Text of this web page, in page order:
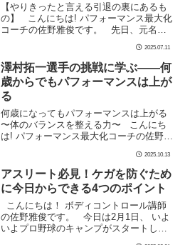
【やりきったと言える引退の裏にあるも
の】 こんにちは! パフォーマンス最大化
コーチの佐野雅俊です。 先日、元名古
ンゲラック選手が 現役引退を発表しまし
た。 […]
2025.07.11
澤村拓一選手の挑戦に学ぶ――何
歳からでもパフォーマンスは上が
る
何歳になってもパフォーマンスは上がる
〜体のバランスを整える力〜 こんにち
は! パフォーマンス最大化コーチの佐野雅
ムを退団し、 現役続行を決意したという
ニュ […]
2025.10.13
アスリート必見！ケガを防ぐため
に今日からできる4つのポイント
こんにちは！ ボディコントロール講師
の佐野雅俊です。 今日は2月1日、 いよ
いよプロ野球のキャンプがスタートしま